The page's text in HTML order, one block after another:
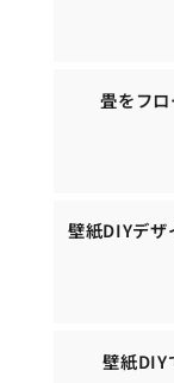
畳をフ
壁紙DIYデザ
壁紙DIY